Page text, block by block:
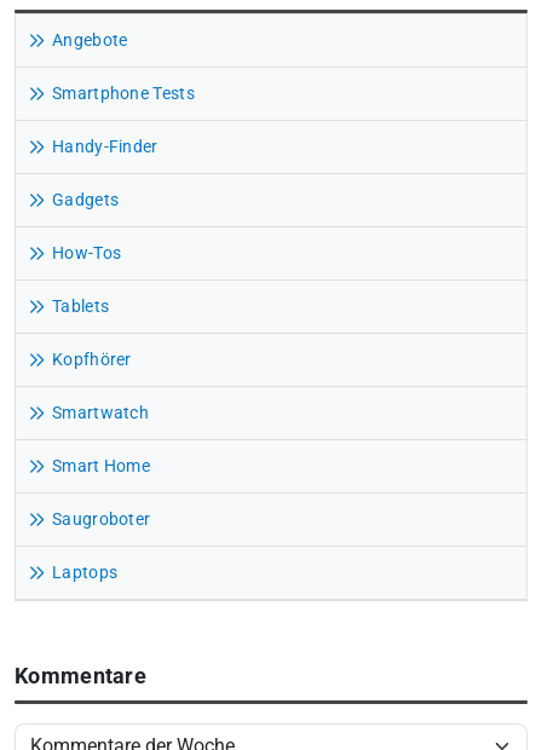
Angebote
Smartphone Tests
Handy-Finder
Gadgets
How-Tos
Tablets
Kopfhörer
Smartwatch
Smart Home
Saugroboter
Laptops
Kommentare